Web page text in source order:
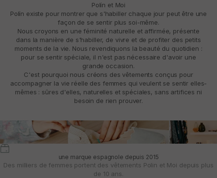
Polín et Moi
Polín existe pour montrer que s'habiller chaque jour peut être une
façon de se sentir plus soi-même.
Nous croyons en une féminité naturelle et affirmée, présente
dans la manière de s'habiller, de vivre et de profiter des petits
moments de la vie. Nous revendiquons la beauté du quotidien :
pour se sentir spéciale, il n'est pas nécessaire d'avoir une
grande occasion.
C'est pourquoi nous créons des vêtements conçus pour
accompagner la vie réelle des femmes qui veulent se sentir elles-
mêmes : sûres d'elles, naturelles et spéciales, sans artifices ni
besoin de rien prouver.
une marque espagnole depuis 2015
Des milliers de femmes portent des vêtements Polin et Moi depuis plus
de 10 ans.